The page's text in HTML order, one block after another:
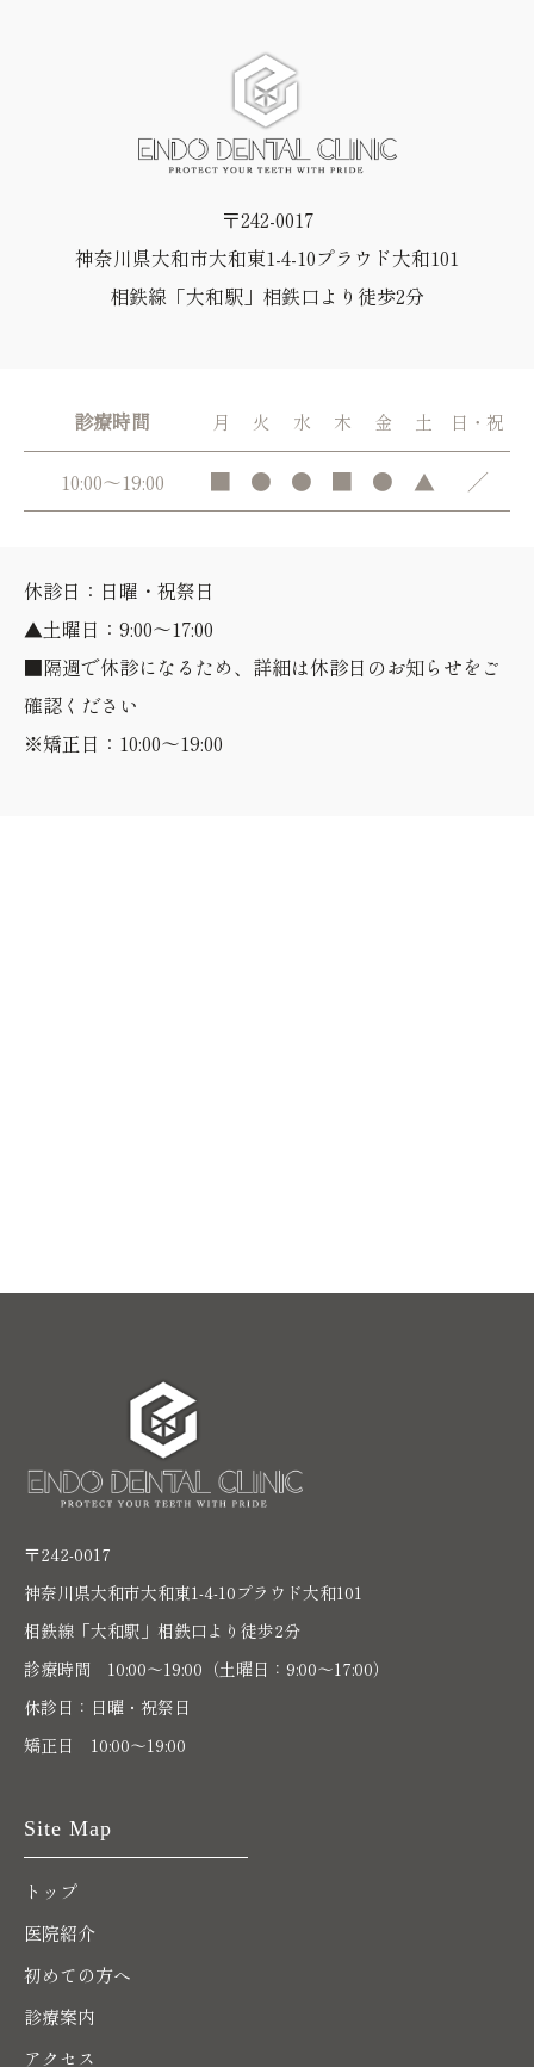
〒242-0017
神奈川県大和市大和東1-4-10プラウド大和101
相鉄線「大和駅」相鉄口より徒歩2分
診療時間 月 火 水 木 金 土 日・祝
10:00～19:00 ■ ● ● ■ ● ▲ ／
休診日：日曜・祝祭日
▲土曜日：9:00～17:00
■隔週で休診になるため、詳細は休診日のお知らせをご
確認ください
※矯正日：10:00～19:00
〒242-0017
神奈川県大和市大和東1-4-10プラウド大和101
相鉄線「大和駅」相鉄口より徒歩2分
診療時間 10:00〜19:00（土曜日：9:00～17:00）
休診日：日曜・祝祭日
矯正日 10:00～19:00
Site Map
トップ
医院紹介
初めての方へ
診療案内
アクセス